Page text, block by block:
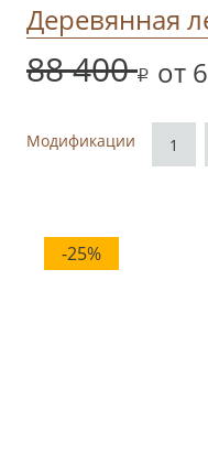
Деревянная
88 400 от
Модификации 1
-25%